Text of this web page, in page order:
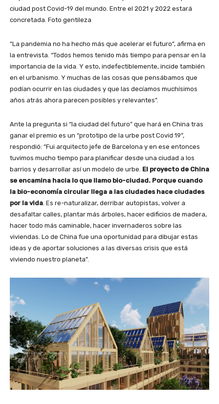
ciudad post Covid-19 del mundo. Entre el 2021 y 2022 estará
concretada. Foto gentileza
“La pandemia no ha hecho más que acelerar el futuro”, afirma en
la entrevista. “Todos hemos tenido más tiempo para pensar en la
importancia de la vida. Y esto, indefectiblemente, incide también
en el urbanismo. Y muchas de las cosas que pensábamos que
podían ocurrir en las ciudades y que las decíamos muchísimos
años atrás ahora parecen posibles y relevantes”.
Ante la pregunta si “la ciudad del futuro” que hará en China tras
ganar el premio es un “prototipo de la urbe post Covid 19”,
respondió: “Fui arquitecto jefe de Barcelona y en ese entonces
tuvimos mucho tiempo para planificar desde una ciudad a los
barrios y desarrollar así un modelo de urbe. El proyecto de China
se encamina hacia lo que llamo bio-ciudad. Porque cuando
la bio-economía circular llega a las ciudades hace ciudades
por la vida . Es re-naturalizar, derribar autopistas, volver a
desafaltar calles, plantar más árboles, hacer edificios de madera,
hacer todo más caminable, hacer invernaderos sobre las
viviendas. Lo de China fue una oportunidad para dibujar estas
ideas y de aportar soluciones a las diversas crisis que está
viviendo nuestro planeta”.